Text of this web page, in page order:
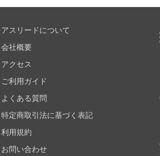
アスリードについて
会社概要
アクセス
ご利用ガイド
よくある質問
特定商取引法に基づく表記
利用規約
お問い合わせ